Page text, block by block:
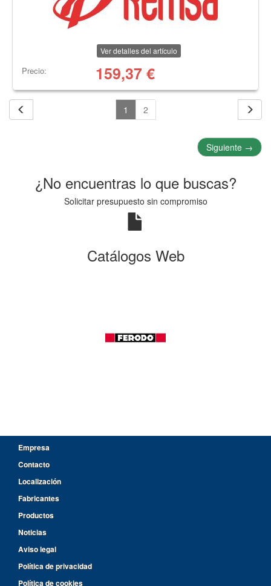
Ver detalles del artículo
Precio: 159,37€
1 2
Siguiente →
¿No encuentras lo que buscas?
Solicitar presupuesto sin compromiso
Catálogos Web
Empresa
Contacto
Localización
Fabricantes
Productos
Noticias
Aviso legal
Política de privacidad
Política de cookies